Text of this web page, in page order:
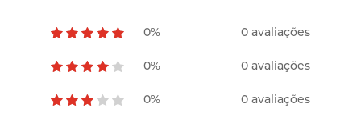
0% 0 avaliações
0% 0 avaliações
0% 0 avaliações